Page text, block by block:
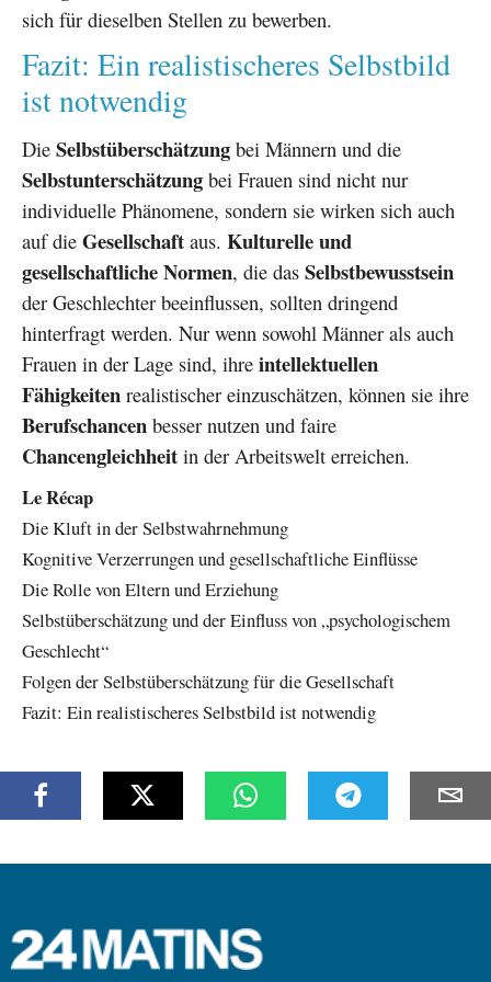
sich für dieselben Stellen zu bewerben.
Fazit: Ein realistischeres Selbstbild
ist notwendig
Die Selbstüberschätzung bei Männern und die
Selbstunterschätzung bei Frauen sind nicht nur
individuelle Phänomene, sondern sie wirken sich auch
auf die Gesellschaft aus. Kulturelle und
gesellschaftliche Normen, die das Selbstbewusstsein
der Geschlechter beeinflussen, sollten dringend
hinterfragt werden. Nur wenn sowohl Männer als auch
Frauen in der Lage sind, ihre intellektuellen
Fähigkeiten realistischer einzuschätzen, können sie ihre
Berufschancen besser nutzen und faire
Chancengleichheit in der Arbeitswelt erreichen.
Le Récap
Die Kluft in der Selbstwahrnehmung
Kognitive Verzerrungen und gesellschaftliche Einflüsse
Die Rolle von Eltern und Erziehung
Selbstüberschätzung und der Einfluss von „psychologischem
Geschlecht“
Folgen der Selbstüberschätzung für die Gesellschaft
Fazit: Ein realistischeres Selbstbild ist notwendig